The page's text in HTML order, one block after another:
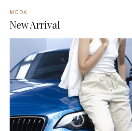
MODA
New Arrival